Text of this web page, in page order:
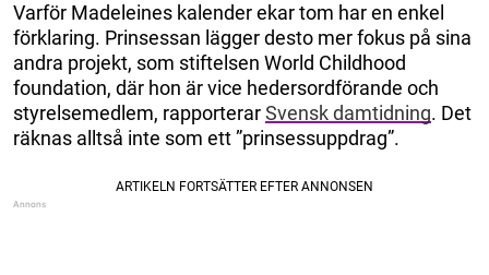
Varför Madeleines kalender ekar tom har en enkel
förklaring. Prinsessan lägger desto mer fokus på sina
andra projekt, som stiftelsen World Childhood
foundation, där hon är vice hedersordförande och
styrelsemedlem, rapporterarSvensk damtidning. Det
räknas alltså inte som ett ”prinsessuppdrag”.